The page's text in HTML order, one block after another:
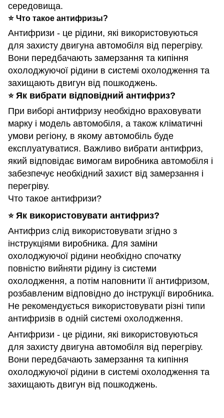
середовища.
⭐️ Что такое антифризы?
Антифризи - це рідини, які використовуються
для захисту двигуна автомобіля від перегріву.
Вони передбачають замерзання та кипіння
охолоджуючої рідини в системі охолодження та
захищають двигун від пошкоджень.
⭐️ Як вибрати відповідний антифриз?
При виборі антифризу необхідно враховувати
марку і модель автомобіля, а також кліматичні
умови регіону, в якому автомобіль буде
експлуатуватися. Важливо вибрати антифриз,
який відповідає вимогам виробника автомобіля і
забезпечує необхідний захист від замерзання і
перегріву.
Что такое антифризи?
⭐️ Як використовувати антифриз?
Антифриз слід використовувати згідно з
інструкціями виробника. Для заміни
охолоджуючої рідини необхідно спочатку
повністю вийняти рідину із системи
охолодження, а потім наповнити її антифризом,
розбавленим відповідно до інструкції виробника.
Не рекомендується використовувати різні типи
антифризів в одній системі охолодження.
Антифризи - це рідини, які використовуються
для захисту двигуна автомобіля від перегріву.
Вони передбачають замерзання та кипіння
охолоджуючої рідини в системі охолодження та
захищають двигун від пошкоджень.